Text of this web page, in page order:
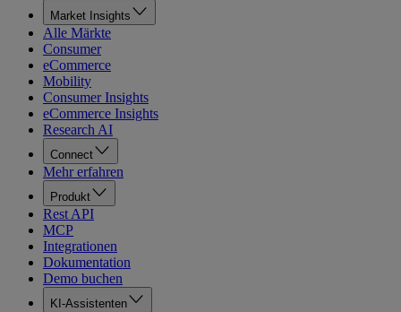
Market Insights
Alle Märkte
Consumer
eCommerce
Mobility
Consumer Insights
eCommerce Insights
Research AI
Connect
Mehr erfahren
Produkt
Rest API
MCP
Integrationen
Dokumentation
Demo buchen
KI-Assistenten